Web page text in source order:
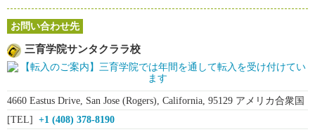
お問い合わせ先
三育学院サンタクララ校
4660 Eastus Drive, San Jose (Rogers), California, 95129 アメリカ合衆国
[TEL] +1 (408) 378-8190